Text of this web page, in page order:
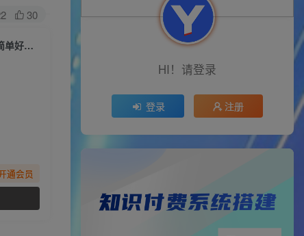
30
24年最新无人写播新玩法直播间，写写字轻松日引100+粉丝，不封号操作简单好上手
通会员
HI！请登录
登录 注册